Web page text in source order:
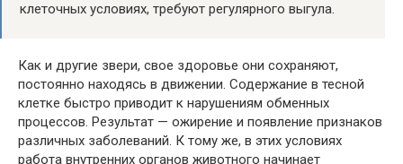
клеточных условиях, требуют регулярного выгула.
Как и другие звери, свое здоровье они сохраняют,
постоянно находясь в движении. Содержание в тесной
клетке быстро приводит к нарушениям обменных
процессов. Результат — ожирение и появление признаков
различных заболеваний. К тому же, в этих условиях
работа внутренних органов животного начинает